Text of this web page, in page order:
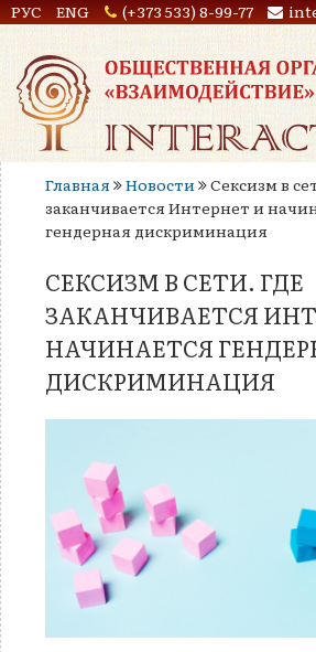
РУС ENG (+373 533) 8-99-77
Главная Новости
Сексизм в
заканчивается Интернет и
гендерная дискриминация
СЕКСИЗМ В СЕТИ. ГДЕ
ЗАКАНЧИВАЕТСЯ
НАЧИНАЕТСЯ
ДИСКРИМИНАЦИЯ